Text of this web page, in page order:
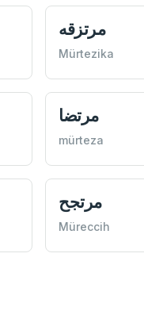
مرتزقه
Mürtezika
مرتضا
mürteza
مرتجح
Müreccih